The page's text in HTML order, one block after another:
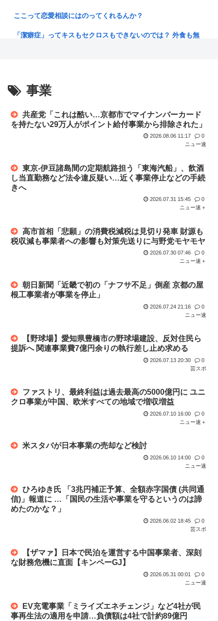
織田信孝「どうすればよかったんやろなぁ」
【漁業】今年のサンマは少なく小さい 国の研究機関は「これ
【動画】昔のドラマのレ●プシーン、今見るとアウトすぎる
【お金】お盆の帰省は、妻が「新幹線のほうが楽」と譲りませ
ん。東京...
【官僚の初任給は31万2600円】国家公務員給与 3.5%を超え...
15歳少女に薬と酒飲ませカラオケ店で性的暴行、動画撮影
54歳無...
【静岡市】「息子が痴漢された」住宅街の路上で帰宅途中の男
【衝撃】メイウェザー「恵まれない子へ募金？そいつらが俺に
何かして...
ここって恋愛相談にはのってくれるんか？
「潔癖症」ってキスもセクロスもできないのでは？ 外食も無
秋田の公務員、オンライン会見にバスローブ姿で登場し会見中
近くでタバコ(iQOS)吸うやつがいて洗濯物が全部iQOS臭く
な...
へずまりゅう、熊本で被災地支援中に発熱… 「緊急で病院に
向かい点...
人生で1番ワクワクした瞬間
嫌儲やってる中学生やけど、ババア（母親）の昼飯が手抜きす
て炎上w...
在留カードの更新しに入管に行ったけど父親がぐったいしてて
今度リフォーム業者と打ち合わせするんだけど事前に床下見て
おきたい...
事業
共産党「これは酷い…京都市でマイナンバーカード
を持たない29万人がポイント給付事業から排除された」
2026.08.06 11:17
0
ニュー速
東京-伊豆諸島間の定期航路担う「東海汽船」、飲酒
し当直勤務など法令違反疑い…近く事業停止などの手続
きへ
2026.07.31 15:45
0
ニュー速＋
高市首相「悲願」の消費税減税は見切り発車 財源も
税収減も事業者への影響も対策先送りに与野党モヤモヤ
2026.07.30 07:46
0
ニュー速＋
朝日新聞「近畿で初の「ナフサ不足」倒産 京都の屋
根工事業者が事業を停止」
2026.07.24 21:16
0
ニュー速
【野球場】愛知県豊橋市の野球場建設、反対住民ら
提訴へ 関連事業費7億円余りの執行差し止め求める
2026.07.13 20:30
0
芸スポ
ファストリ、最終利益は過去最高の5000億円に ユニ
クロ事業が中国、欧米すべての地域で増収増益
2026.07.10 16:00
0
ニュー速＋
米スタバが日本事業の売却など検討
2026.06.10 14:00
0
ニュー速
ひろゆき氏 「3兆円補正予算、全額赤字国債 (共同通
信)」報道に …「国民の生活や事業を守るというのは諦
めたのかな？」
2026.06.02 18:45
0
芸スポ
【ザマァ】日本で民泊を運営する中国事業者、深刻
な財務危機に直面【キンペーGJ】
2026.05.31 00:01
0
ニュー速
EV充電事業「ミライズエネチェンジ」など4社が民
事再生法の適用を申請…負債額は4社で計約89億円